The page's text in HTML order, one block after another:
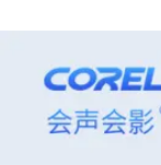
以上就是电脑中是否
后小编给大家总结一下
1、首先这些版本的安